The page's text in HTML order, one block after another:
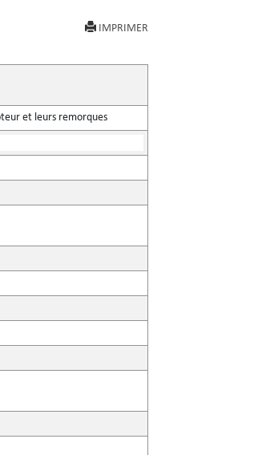
IMPRIMER
et leurs remorques